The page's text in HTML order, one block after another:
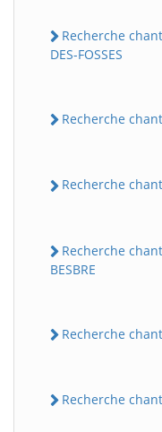
Recherche
DES-FOSSES
Recherche
Recherche
Recherche
BESBRE
Recherche
Recherche